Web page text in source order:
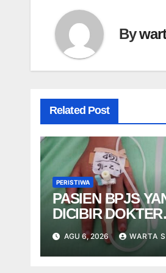
By
Related Post
PERISTIWA
PASIEN BPJS
DICIBIR DOKTER
PPDS BUKAN
RSUP DR.
AGU 6, 2026 WARTA